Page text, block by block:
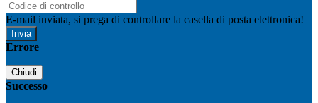
E-mail inviata, si prega di controllare la casella di posta elettronica!
Errore
Chiudi
Successo